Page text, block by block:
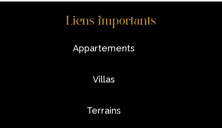
Liens importants
appartements
villas
terrains